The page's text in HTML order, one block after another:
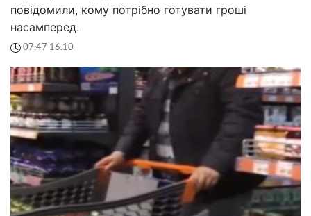
повідомили, кому потрібно готувати гроші
насамперед.
07:47 16.10